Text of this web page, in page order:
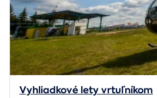
Vyhliadkové lety vrtuľníkom